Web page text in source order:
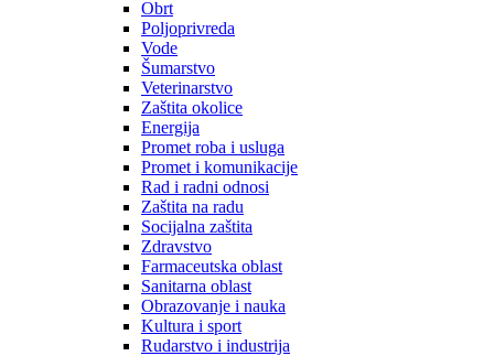
Obrt
Poljoprivreda
Vode
Šumarstvo
Veterinarstvo
Zaštita okolice
Energija
Promet roba i usluga
Promet i komunikacije
Rad i radni odnosi
Zaštita na radu
Socijalna zaštita
Zdravstvo
Farmaceutska oblast
Sanitarna oblast
Obrazovanje i nauka
Kultura i sport
Rudarstvo i industrija